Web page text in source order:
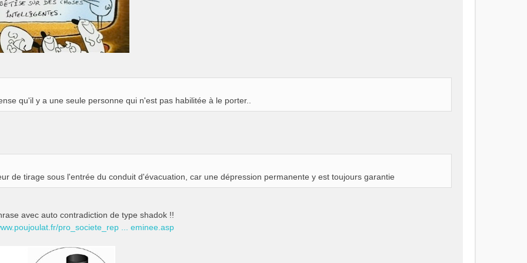
qu'il y a une seule personne qui n'est pas habilitée à le porter..
de tirage sous l'entrée du conduit d'évacuation, car une dépression permanente y est toujours garantie
avec auto contradiction de type shadok !!
pro_societe_rep ... eminee.asp